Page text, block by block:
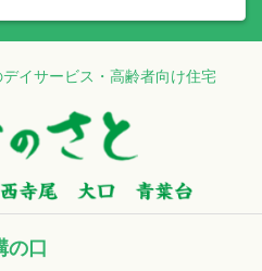
イサービス・高齢者向け住宅
の口